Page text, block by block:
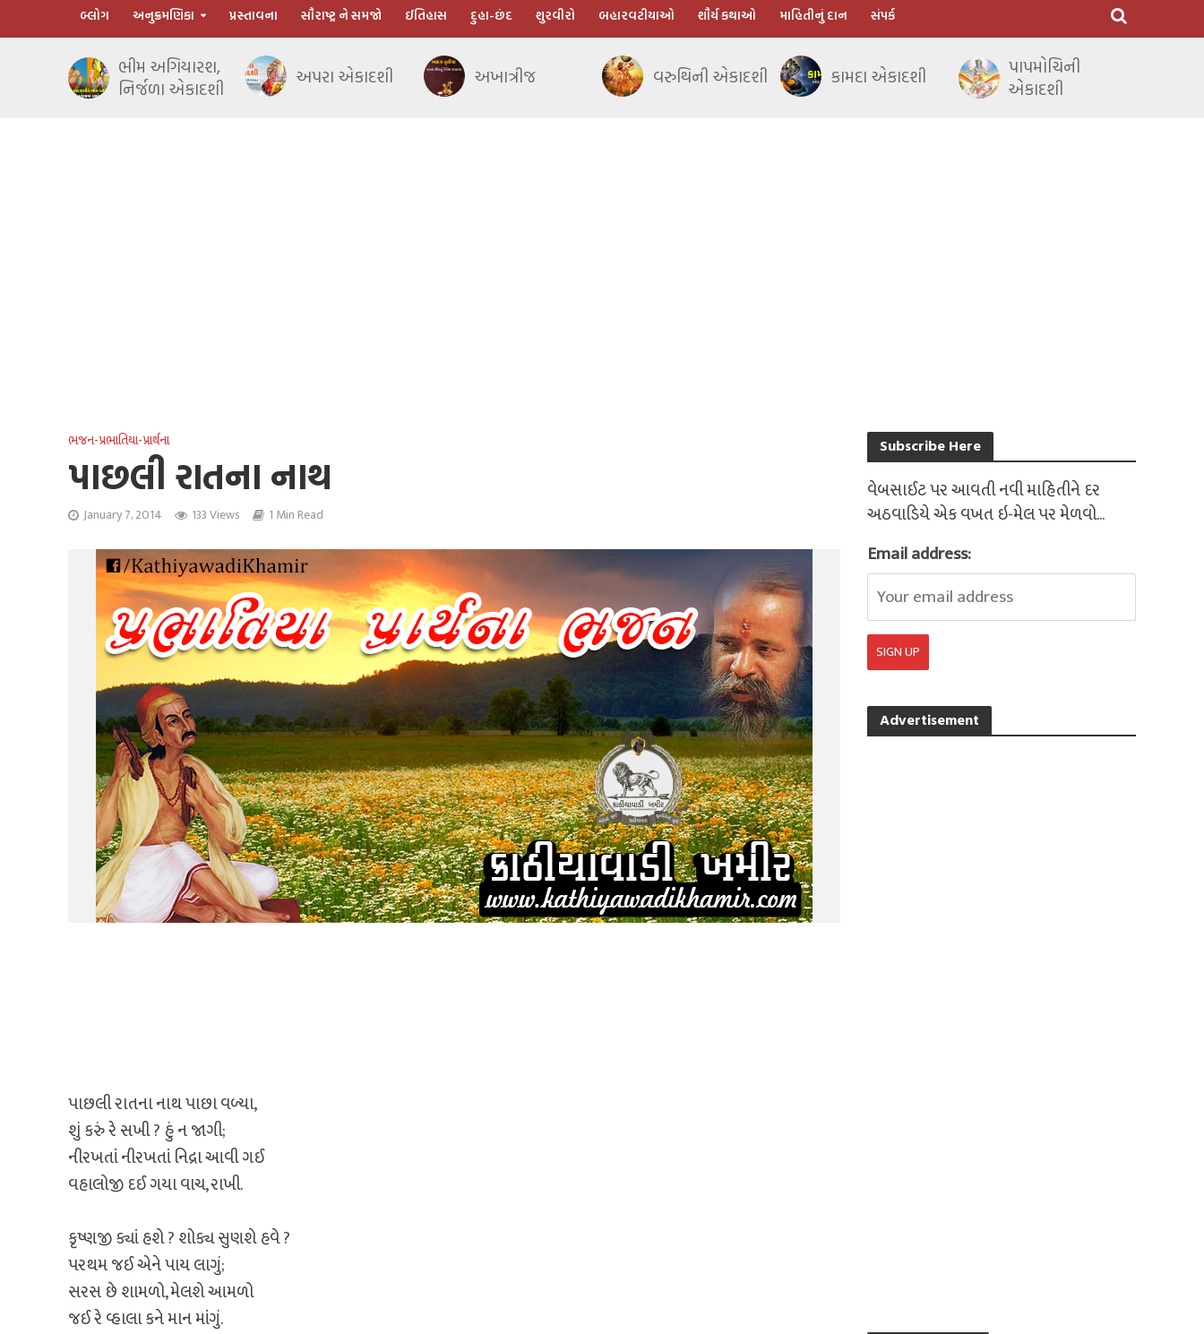
બ્લોગ અનુક્રમણિકા પ્રસ્તાવના સૌરાષ્ટ્ર ને સમજો ઈતિહાસ દુહા-છંદ શુરવીરો બહારવટીયાઓ શૌર્ય કથાઓ માહિતીનું દાન સંપર્ક
ભીમ અગિયારશ,
નિર્જળા એકાદશી
અપરા એકાદશી અખાત્રીજ વરુથિની એકાદશી કામદા એકાદશી
પાપમોચિની
એકાદશી
ભજન-પ્રભાતિયા-પ્રાર્થના
પાછલી રાતના નાથ
January 7, 2014 133 Views 1 Min Read
પાછલી રાતના નાથ પાછા વળ્યા,
શું કરું રે સખી ? હું ન જાગી;
નીરખતાં નીરખતાં નિદ્રા આવી ગઈ
વહાલોજી દઈ ગયા વાચ, રાખી.
કૃષ્ણજી ક્યાં હશે ? શોક્ય સુણશે હવે ?
પરથમ જઈ એને પાય લાગું;
સરસ છે શામળો, મેલશે આમળો
જઈ રે વ્હાલા કને માન માંગું.
Subscribe Here
વેબસાઈટ પર આવતી નવી માહિતીને દર
અઠવાડિયે એક વખત ઇ-મેલ પર મેળવો...
Email address:
Advertisement